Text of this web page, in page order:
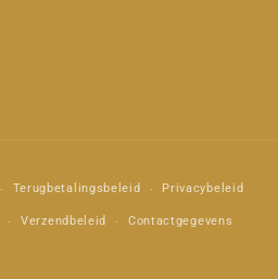
Terugbetalingsbeleid Privacybeleid
Verzendbeleid Contactgegevens